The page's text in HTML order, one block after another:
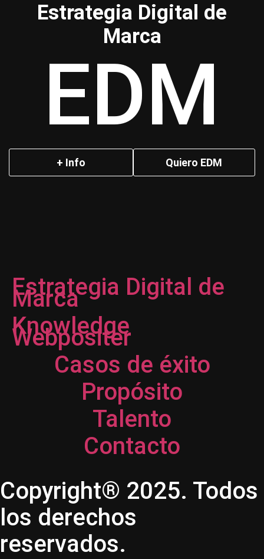
Estrategia Digital de
Marca
EDM
+ Info Quiero EDM
Estrategia Digital de
Marca
Knowledge
Webpositer
Casos de éxito
Propósito
Talento
Contacto
Copyright® 2025. Todos
los derechos
reservados.